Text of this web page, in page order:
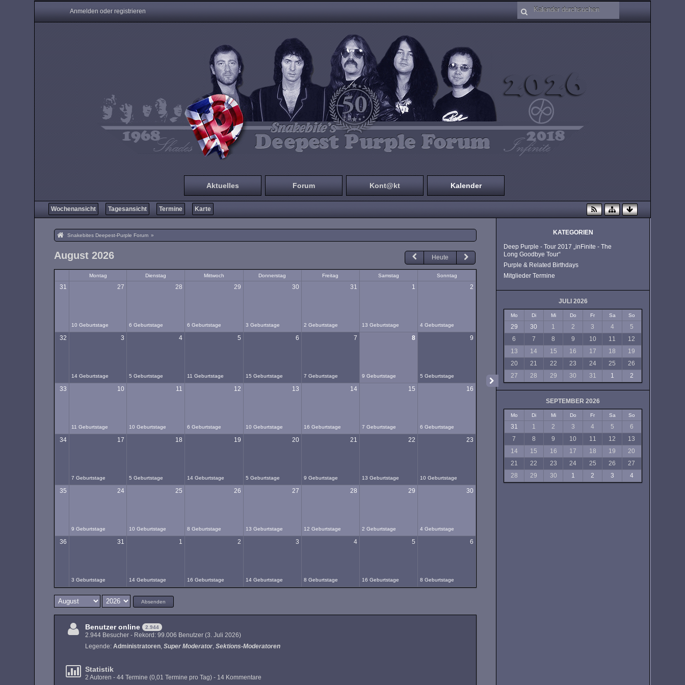
Anmelden oder registrieren
Aktuelles Forum Kont@kt Kalender
Wochenansicht Tagesansicht Termine Karte
Snakebites Deepest-Purple Forum »
August 2026 Heute
Montag Dienstag Mittwoch Donnerstag Freitag Samstag Sonntag
31 27
10 Geburtstage
28
6 Geburtstage
29
6 Geburtstage
30
3 Geburtstage
31
2 Geburtstage
1
13 Geburtstage
2
4 Geburtstage
32 3
14 Geburtstage
4
5 Geburtstage
5
11 Geburtstage
6
15 Geburtstage
7
7 Geburtstage
8
9 Geburtstage
9
5 Geburtstage
33 10
11 Geburtstage
11
10 Geburtstage
12
6 Geburtstage
13
10 Geburtstage
14
16 Geburtstage
15
7 Geburtstage
16
6 Geburtstage
34 17
7 Geburtstage
18
5 Geburtstage
19
14 Geburtstage
20
5 Geburtstage
21
9 Geburtstage
22
13 Geburtstage
23
10 Geburtstage
35 24
9 Geburtstage
25
10 Geburtstage
26
8 Geburtstage
27
13 Geburtstage
28
12 Geburtstage
29
2 Geburtstage
30
4 Geburtstage
36 31
3 Geburtstage
1
14 Geburtstage
2
16 Geburtstage
3
14 Geburtstage
4
8 Geburtstage
5
16 Geburtstage
6
8 Geburtstage
Absenden
Benutzer online 2.944
2.944 Besucher - Rekord: 99.006 Benutzer (3. Juli 2026)
Legende: Administratoren Super Moderator Sektions-Moderatoren
Statistik
2 Autoren - 44 Termine (0,01 Termine pro Tag) - 14 Kommentare
KATEGORIEN
Deep Purple - Tour 2017 „inFinite - The
Long Goodbye Tour“
Purple & Related Birthdays
Mitglieder Termine
JULI 2026
Mo Di Mi Do Fr Sa So
29 30 1 2 3 4
5
6
7 8 9 10 11
12
13
14 15 16 17 18
19
20
21 22 23 24 25
26
27
28 29 30 31 1 2
SEPTEMBER 2026
Mo Di Mi Do Fr Sa So
31 1 2 3 4 5
6
7
8 9 10 11 12
13
14
15 16 17 18 19
20
21
22 23 24 25 26
27
28
29 30 1 2 3 4